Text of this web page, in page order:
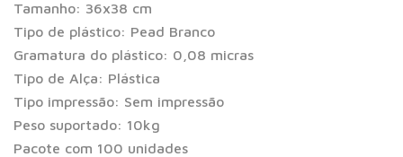
Tamanho: 36x38 cm
Tipo de plástico: Pead Branco
Gramatura do plástico: 0,08 micras
Tipo de Alça: Plástica
Tipo impressão: Sem impressão
Peso suportado: 10kg
Pacote com 100 unidades